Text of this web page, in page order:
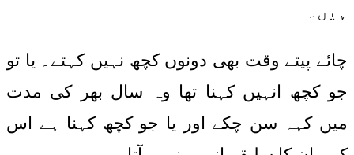
ہیں۔
چائے پیتے وقت بھی دونوں کچھ نہیں کہتے۔ یا تو
جو کچھ انہیں کہنا تھا وہ سال بھر کی مدت
میں کہہ سن چکے اور یا جو کچھ کہنا ہے اس